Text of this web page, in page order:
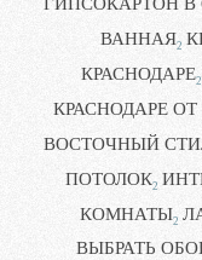
ВАННАЯ2
КРАСНОДАРЕ2
КРАСНОДАРЕ
ВОСТОЧНЫЙ
ПОТОЛОК2
КОМНАТЫ2
ВЫБРАТЬ